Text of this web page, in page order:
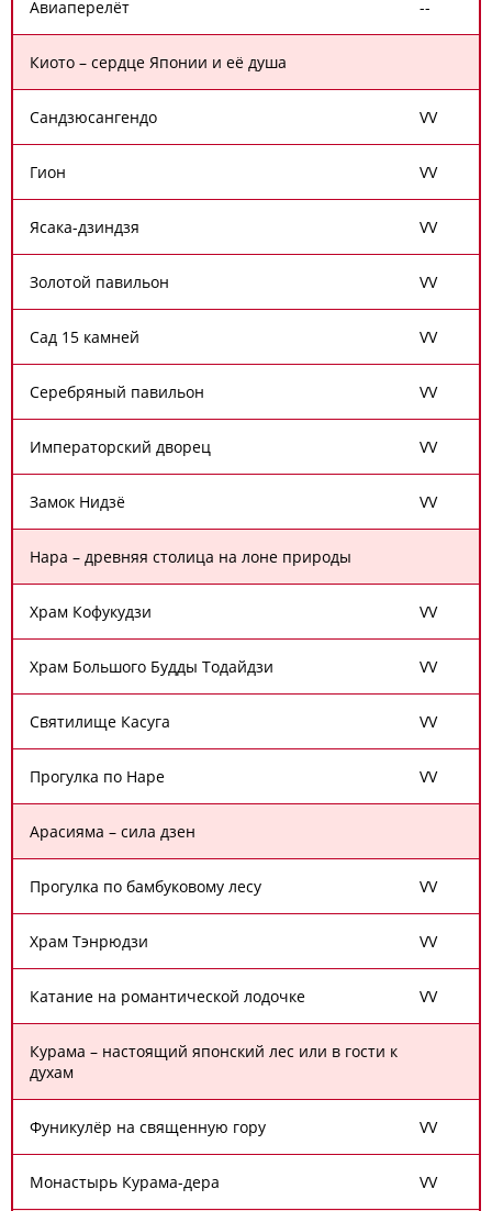
Авиаперелёт --
Киото – сердце Японии и её душа
Сандзюсангендо VV
Гион VV
Ясака-дзиндзя VV
Золотой павильон VV
Сад 15 камней VV
Серебряный павильон VV
Императорский дворец VV
Замок Нидзё VV
Нара – древняя столица на лоне природы
Храм Кофукудзи VV
Храм Большого Будды Тодайдзи VV
Святилище Касуга VV
Прогулка по Наре VV
Арасияма – сила дзен
Прогулка по бамбуковому лесу VV
Храм Тэнрюдзи VV
Катание на романтической лодочке VV
Курама – настоящий японский лес или в гости к
духам
Фуникулёр на священную гору VV
Монастырь Курама-дера VV